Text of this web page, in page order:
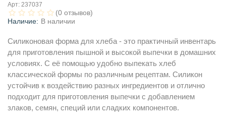
Арт: 237037
(0 отзывов)
Наличие: В наличии
Силиконовая форма для хлеба - это практичный инвентарь
для приготовления пышной и высокой выпечки в домашних
условиях. С её помощью удобно выпекать хлеб
классической формы по различным рецептам. Силикон
устойчив к воздействию разных ингредиентов и отлично
подходит для приготовления выпечки с добавлением
злаков, семян, специй или сладких компонентов.